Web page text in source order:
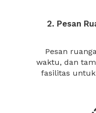
2. Pesan
Pesan
waktu, dan
fasilitas